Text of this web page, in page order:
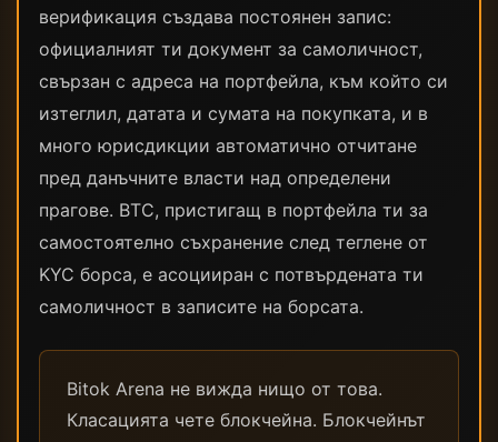
верификация създава постоянен запис:
официалният ти документ за самоличност,
свързан с адреса на портфейла, към който си
изтеглил, датата и сумата на покупката, и в
много юрисдикции автоматично отчитане
пред данъчните власти над определени
прагове. BTC, пристигащ в портфейла ти за
самостоятелно съхранение след теглене от
KYC борса, е асоцииран с потвърдената ти
самоличност в записите на борсата.
Bitok Arena не вижда нищо от това.
Класацията чете блокчейна. Блокчейнът